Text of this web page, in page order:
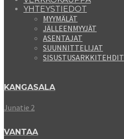
YHTEYSTIEDOT
MYYMÄLÄT
JÄLLEENMYYJÄT
ASENTAJAT
SUUNNITTELIJAT
SISUSTUSARKKITEHDIT
KANGASALA
Junatie 2
VANTAA